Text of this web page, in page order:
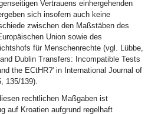
Vertrauens einhergehenden
sich insofern auch keine
zwischen den Maßstäben des
Union sowie des
für Menschenrechte (vgl. Lübbe,
and Dublin Transfers: Incompatible Tests
the ECtHR?ʹ in International Journal of
135/139).
rechtlichen Maßgaben ist
auf Kroatien aufgrund regelhaft